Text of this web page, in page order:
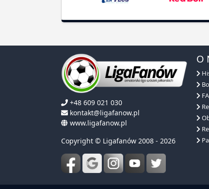
+48 609 021 030
kontakt@ligafanow.pl
www.ligafanow.pl
Copyright © Ligafanów 2008 - 2026
O